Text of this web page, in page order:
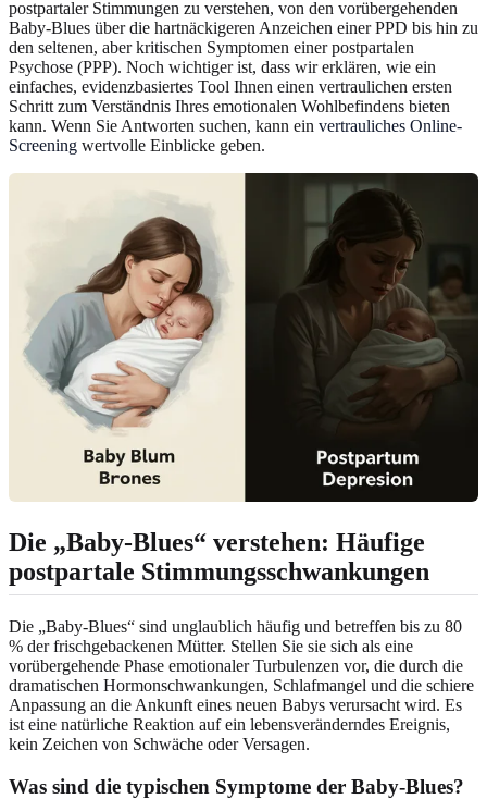
postpartaler Stimmungen zu verstehen, von den vorübergehenden
Baby-Blues über die hartnäckigeren Anzeichen einer PPD bis hin zu
den seltenen, aber kritischen Symptomen einer postpartalen
Psychose (PPP). Noch wichtiger ist, dass wir erklären, wie ein
einfaches, evidenzbasiertes Tool Ihnen einen vertraulichen ersten
Schritt zum Verständnis Ihres emotionalen Wohlbefindens bieten
kann. Wenn Sie Antworten suchen, kann ein vertrauliches Online-
Screening wertvolle Einblicke geben.
Die „Baby-Blues“ verstehen: Häufige
postpartale Stimmungsschwankungen
Die „Baby-Blues“ sind unglaublich häufig und betreffen bis zu 80
% der frischgebackenen Mütter. Stellen Sie sie sich als eine
vorübergehende Phase emotionaler Turbulenzen vor, die durch die
dramatischen Hormonschwankungen, Schlafmangel und die schiere
Anpassung an die Ankunft eines neuen Babys verursacht wird. Es
ist eine natürliche Reaktion auf ein lebensveränderndes Ereignis,
kein Zeichen von Schwäche oder Versagen.
Was sind die typischen Symptome der Baby-Blues?